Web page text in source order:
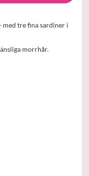
tre fina sardiner i
morrhår.